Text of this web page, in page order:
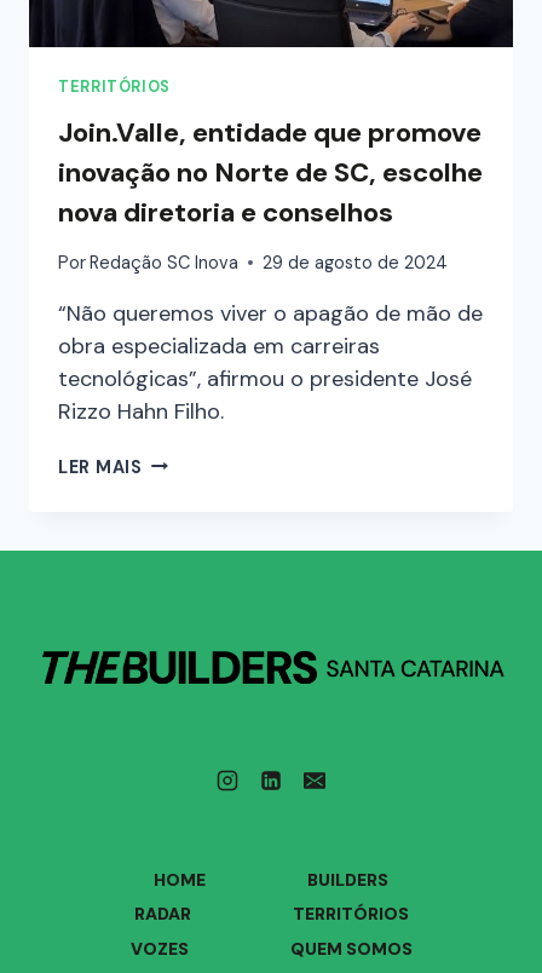
TERRITÓRIOS
Join.Valle, entidade que promove
inovação no Norte de SC, escolhe
nova diretoria e conselhos
PorRedação SC Inova 29 de agosto de 2024
“Não queremos viver o apagão de mão de
obra especializada em carreiras
tecnológicas”, afirmou o presidente José
Rizzo Hahn Filho.
LER MAIS
HOME
BUILDERS
RADAR
TERRITÓRIOS
VOZES
QUEM SOMOS